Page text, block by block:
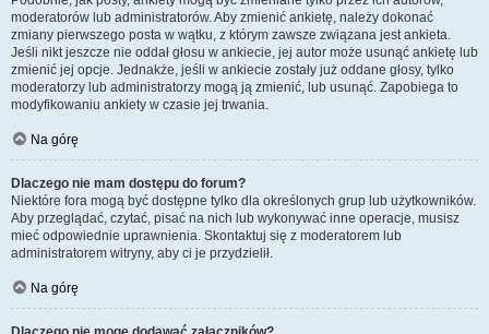
moderatorów lub administratorów. Aby zmienić ankietę, należy dokonać
zmiany pierwszego posta w wątku, z którym zawsze związana jest ankieta.
Jeśli nikt jeszcze nie oddał głosu w ankiecie, jej autor może usunąć ankietę lub
zmienić jej opcje. Jednakże, jeśli w ankiecie zostały już oddane głosy, tylko
moderatorzy lub administratorzy mogą ją zmienić, lub usunąć. Zapobiega to
modyfikowaniu ankiety w czasie jej trwania.
Na górę
Dlaczego nie mam dostępu do forum?
Niektóre fora mogą być dostępne tylko dla określonych grup lub użytkowników.
Aby przeglądać, czytać, pisać na nich lub wykonywać inne operacje, musisz
mieć odpowiednie uprawnienia. Skontaktuj się z moderatorem lub
administratorem witryny, aby ci je przydzielił.
Na górę